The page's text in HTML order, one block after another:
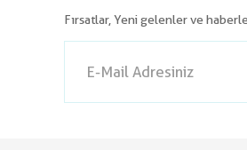
Fırsatlar, Yeni gelenler ve